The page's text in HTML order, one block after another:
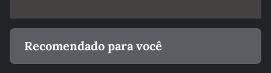
Recomendado para você